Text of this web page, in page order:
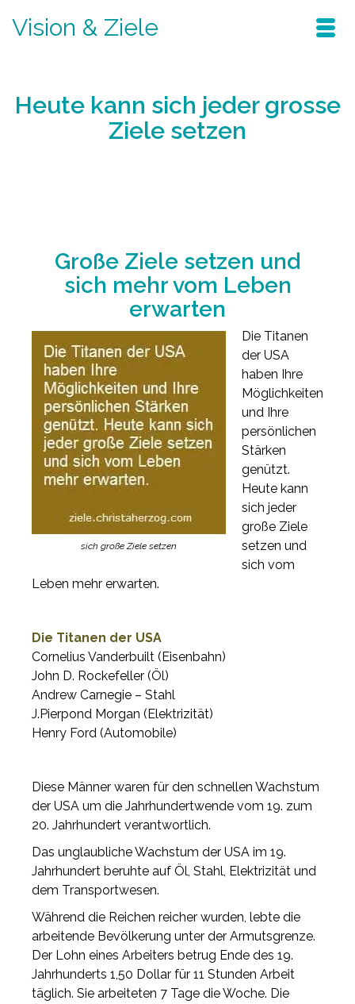
Vision & Ziele
Heute kann sich jeder grosse
Ziele setzen
Große Ziele setzen und
sich mehr vom Leben
erwarten
sich große Ziele setzen
Die Titanen
der USA
haben Ihre
Möglichkeiten
und Ihre
persönlichen
Stärken
genützt.
Heute kann
sich jeder
große Ziele
setzen und
sich vom
Leben mehr erwarten.
Die Titanen der USA
Cornelius Vanderbuilt (Eisenbahn)
John D. Rockefeller (Öl)
Andrew Carnegie – Stahl
J.Pierpond Morgan (Elektrizität)
Henry Ford (Automobile)
Diese Männer waren für den schnellen Wachstum
der USA um die Jahrhundertwende vom 19. zum
20. Jahrhundert verantwortlich.
Das unglaubliche Wachstum der USA im 19.
Jahrhundert beruhte auf Öl, Stahl, Elektrizität und
dem Transportwesen.
Während die Reichen reicher wurden, lebte die
arbeitende Bevölkerung unter der Armutsgrenze.
Der Lohn eines Arbeiters betrug Ende des 19.
Jahrhunderts 1,50 Dollar für 11 Stunden Arbeit
täglich. Sie arbeiteten 7 Tage die Woche. Die